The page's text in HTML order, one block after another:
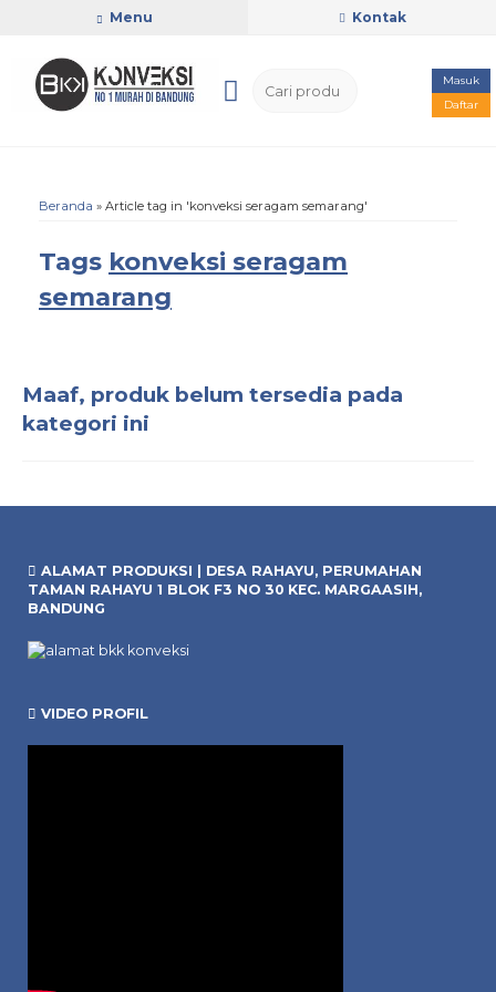
Menu Kontak
Masuk
Daftar
Beranda » Article tag in 'konveksi seragam semarang'
Tags konveksi seragam
semarang
Maaf, produk belum tersedia pada
kategori ini
ALAMAT PRODUKSI | DESA RAHAYU, PERUMAHAN
TAMAN RAHAYU 1 BLOK F3 NO 30 KEC. MARGAASIH,
BANDUNG
VIDEO PROFIL